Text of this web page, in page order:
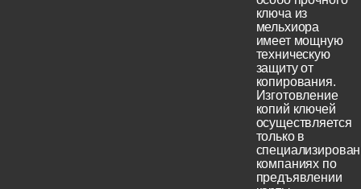
ключа из
мельхиора
имеет мощную
техническую
защиту от
копирования.
Изготовление
копий ключей
осуществляется
только в
компаниях по
предъявлении